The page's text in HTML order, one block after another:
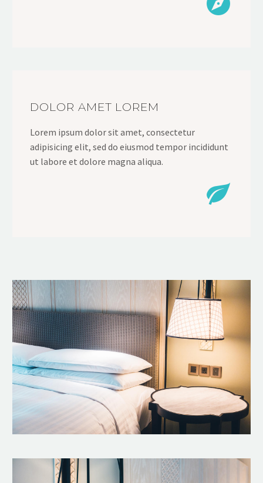
DOLOR AMET LOREM
Lorem ipsum dolor sit amet, consectetur
adipisicing elit, sed do eiusmod tempor incididunt
ut labore et dolore magna aliqua.

